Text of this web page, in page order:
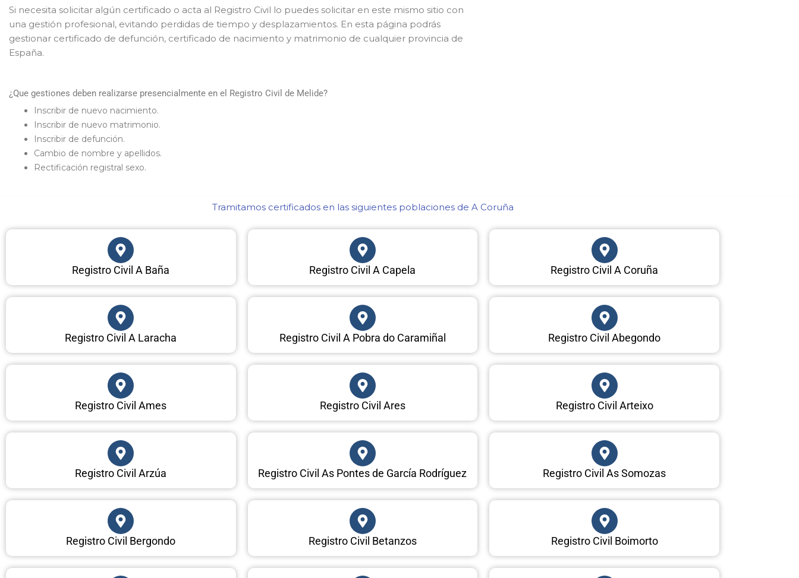
Si necesita solicitar algún certificado o acta al Registro Civil lo puedes solicitar en este mismo sitio con
una gestión profesional, evitando perdidas de tiempo y desplazamientos. En esta página podrás
gestionar certificado de defunción, certificado de nacimiento y matrimonio de cualquier provincia de
España.
¿Que gestiones deben realizarse presencialmente en el Registro Civil de Melide?
Inscribir de nuevo nacimiento.
Inscribir de nuevo matrimonio.
Inscribir de defunción.
Cambio de nombre y apellidos.
Rectificación registral sexo.
Tramitamos certificados en las siguientes poblaciones de A Coruña​
Registro Civil A Baña Registro Civil A Capela Registro Civil A Coruña
Registro Civil A Laracha Registro Civil A Pobra do Caramiñal Registro Civil Abegondo
Registro Civil Ames Registro Civil Ares Registro Civil Arteixo
Registro Civil Arzúa Registro Civil As Pontes de García Rodríguez Registro Civil As Somozas
Registro Civil Bergondo Registro Civil Betanzos Registro Civil Boimorto